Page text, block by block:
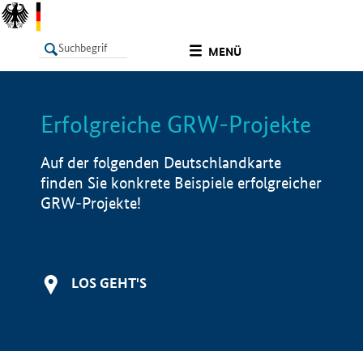
MENÜ
LISTE Info
Erfolgreiche GRW-Projekte
Auf der folgenden Deutschlandkarte
finden Sie konkrete Beispiele erfolgreicher
GRW-Projekte!
LOS GEHT'S